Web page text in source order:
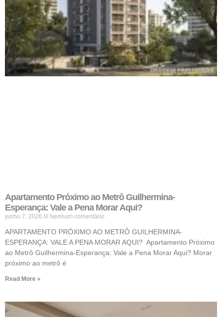
Apartamento Próximo ao Metrô Guilhermina-
Esperança: Vale a Pena Morar Aqui?
junho 7, 2026 Nenhum comentário
APARTAMENTO PRÓXIMO AO METRÔ GUILHERMINA-
ESPERANÇA: VALE A PENA MORAR AQUI? Apartamento Próximo
ao Metrô Guilhermina-Esperança: Vale a Pena Morar Aqui? Morar
próximo ao metrô é
Read More »